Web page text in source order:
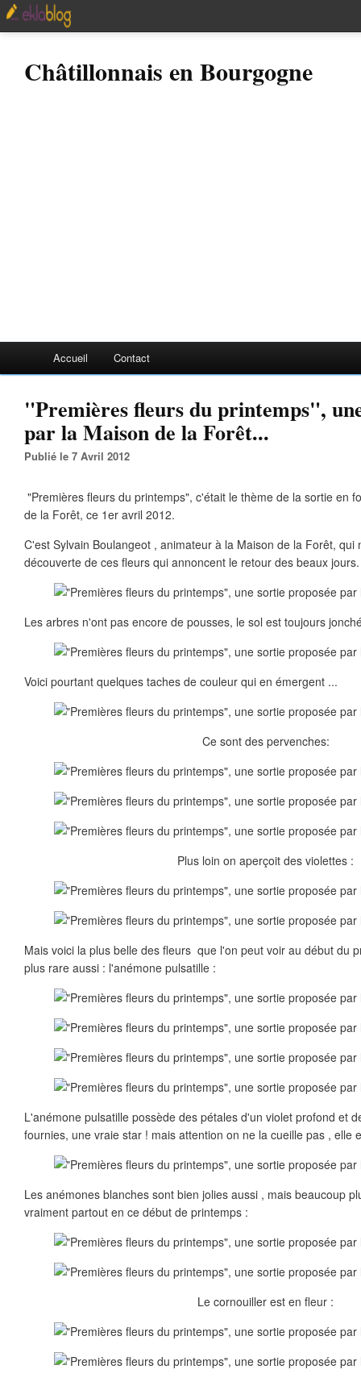
Châtillonnais en Bourgogne
Accueil Contact
"Premières fleurs du printemps",
par la Maison de la Forêt...
Publié le 7 Avril 2012
"Premières fleurs du printemps", c'était le thème de la sortie en
de la Forêt, ce 1er avril 2012.
C'est Sylvain Boulangeot , animateur à la Maison de la Forêt, qui
découverte de ces fleurs qui annoncent le retour des beaux jours.
Les arbres n'ont pas encore de pousses, le sol est toujours
Voici pourtant quelques taches de couleur qui en émergent ...
Ce sont des pervenches:
Plus loin on aperçoit des violettes :
Mais voici la plus belle des fleurs que l'on peut voir au début du
plus rare aussi : l'anémone pulsatille :
L'anémone pulsatille possède des pétales d'un violet profond et
fournies, une vraie star ! mais attention on ne la cueille pas , elle
Les anémones blanches sont bien jolies aussi , mais beaucoup
vraiment partout en ce début de printemps :
Le cornouiller est en fleur :